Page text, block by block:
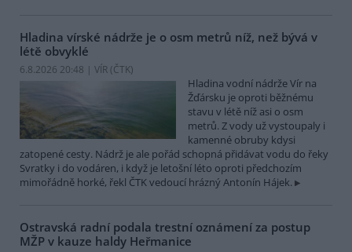
Hladina vírské nádrže je o osm metrů níž, než bývá v
létě obvyklé
6.8.2026 20:48 | VÍR (ČTK)
Hladina vodní nádrže Vír na
Žďársku je oproti běžnému
stavu v létě níž asi o osm
metrů. Z vody už vystoupaly i
kamenné obruby kdysi
zatopené cesty. Nádrž je ale pořád schopná přidávat vodu do řeky
Svratky i do vodáren, i když je letošní léto oproti předchozím
mimořádně horké, řekl ČTK vedoucí hrázný Antonín Hájek.
Ostravská radní podala trestní oznámení za postup
MŽP v kauze haldy Heřmanice